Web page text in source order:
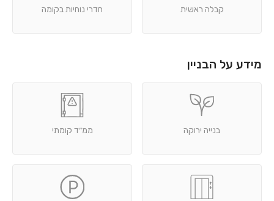
קבלה ראשית חדרי נוחיות בקומה
מידע על הבניין
בנייה ירוקה ממ״ד קומתי